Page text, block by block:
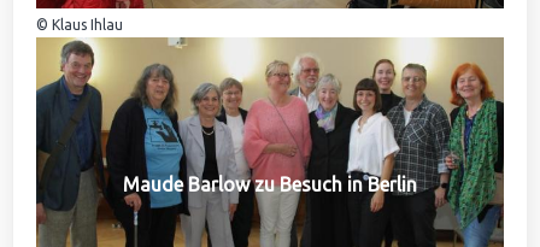
© Klaus Ihlau
Maude Barlow zu Besuch in Berlin